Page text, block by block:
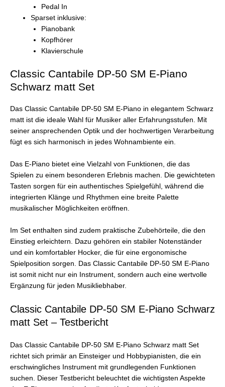
Pedal In
Sparset inklusive:
Pianobank
Kopfhörer
Klavierschule
Classic Cantabile DP-50 SM E-Piano
Schwarz matt Set
Das Classic Cantabile DP-50 SM E-Piano in elegantem Schwarz
matt ist die ideale Wahl für Musiker aller Erfahrungsstufen. Mit
seiner ansprechenden Optik und der hochwertigen Verarbeitung
fügt es sich harmonisch in jedes Wohnambiente ein.
Das E-Piano bietet eine Vielzahl von Funktionen, die das
Spielen zu einem besonderen Erlebnis machen. Die gewichteten
Tasten sorgen für ein authentisches Spielgefühl, während die
integrierten Klänge und Rhythmen eine breite Palette
musikalischer Möglichkeiten eröffnen.
Im Set enthalten sind zudem praktische Zubehörteile, die den
Einstieg erleichtern. Dazu gehören ein stabiler Notenständer
und ein komfortabler Hocker, die für eine ergonomische
Spielposition sorgen. Das Classic Cantabile DP-50 SM E-Piano
ist somit nicht nur ein Instrument, sondern auch eine wertvolle
Ergänzung für jeden Musikliebhaber.
Classic Cantabile DP-50 SM E-Piano Schwarz
matt Set – Testbericht
Das Classic Cantabile DP-50 SM E-Piano Schwarz matt Set
richtet sich primär an Einsteiger und Hobbypianisten, die ein
erschwingliches Instrument mit grundlegenden Funktionen
suchen. Dieser Testbericht beleuchtet die wichtigsten Aspekte